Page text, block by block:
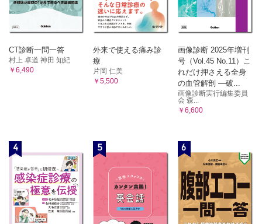
CT診断一問一答
村上 卓道 神田 知紀
￥6,490
外来で使える痛み診
療
片岡 仁美
￥5,500
画像診断 2025年増刊
号（Vol.45 No.11）こ
れだけ押さえる全身
の血管解剖 ―破...
画像診断実行編集委員
会 森...
￥6,600
4 5 6